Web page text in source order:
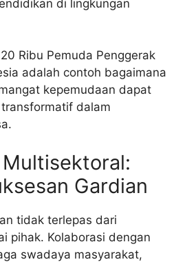
di lingkungan
Ribu Pemuda Penggerak
adalah contoh bagaimana
kepemudaan dapat
dalam
Gardian
tidak terlepas dari
pihak. Kolaborasi dengan
swadaya masyarakat,